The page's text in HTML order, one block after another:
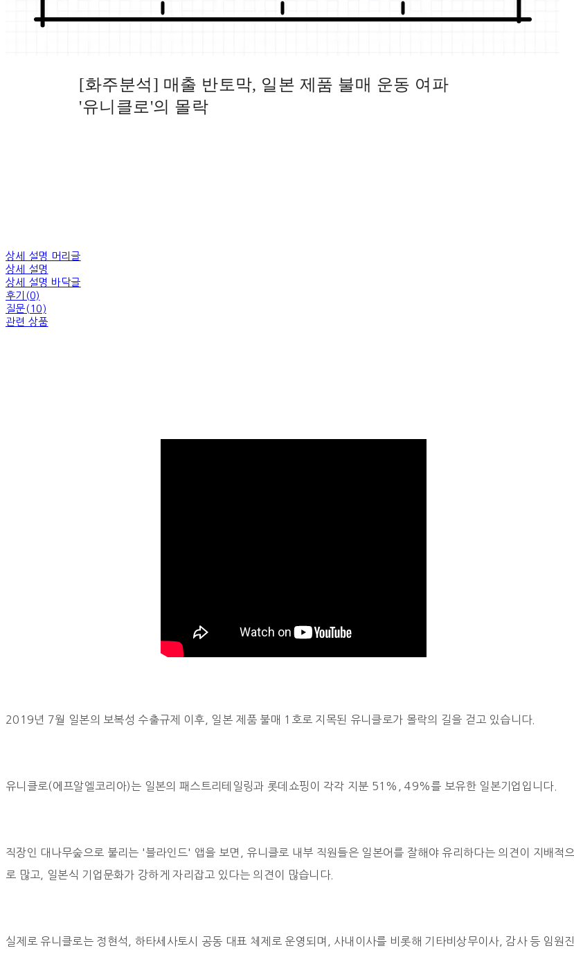
[화주분석] 매출 반토막, 일본 제품 불매 운동 여파
'유니클로'의 몰락
상세 설명 머리글
상세 설명
상세 설명 바닥글
후기(0)
질문(10)
관련 상품
2019년 7월 일본의 보복성 수출규제 이후, 일본 제품 불매 1호로 지목된 유니클로가 몰락의 길을 걷고 있습니다.
유니클로(에프알엘코리아)는 일본의 패스트리테일링과 롯데쇼핑이 각각 지분 51%, 49%를 보유한 일본기업입니다.
직장인 대나무숲으로 불리는 '블라인드' 앱을 보면, 유니클로 내부 직원들은 일본어를 잘해야 유리하다는 의견이 지배적으
로 많고, 일본식 기업문화가 강하게 자리잡고 있다는 의견이 많습니다.
실제로 유니클로는 정현석, 하타세사토시 공동 대표 체제로 운영되며, 사내이사를 비롯해 기타비상무이사, 감사 등 임원진